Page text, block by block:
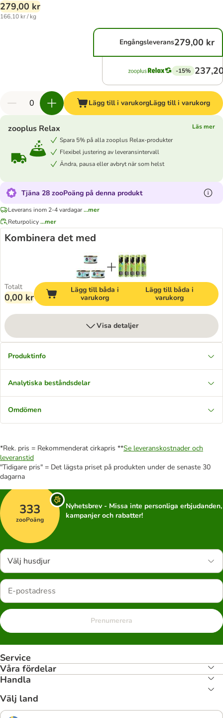
279,00 kr
166,10 kr / kg
Engångsleverans279,00 kr
-15%
Lägg till i varukorgLägg till i varukorg
zooplus Relax
Läs mer
Spara 5% på alla zooplus Relax-produkter
Flexibel justering av leveransintervall
Ändra, pausa eller avbryt när som helst
Tjäna 28 zooPoäng på denna produkt
Leverans inom 2-4 vardagar...mer
Returpolicy...mer
Kombinera det med
Totalt
0,00 kr
Lägg till båda i
varukorg
Lägg till båda i
varukorg
Visa detaljer
Produktinfo
Analytiska beståndsdelar
Omdömen
*Rek. pris = Rekommenderat cirkapris **Se leveranskostnader och
leveranstid
"Tidigare pris" = Det lägsta priset på produkten under de senaste 30
dagarna
333
zooPoäng
Nyhetsbrev - Missa inte personliga erbjudanden,
kampanjer och rabatter!
Välj husdjur
Prenumerera
Service
Våra fördelar
Handla
Välj land